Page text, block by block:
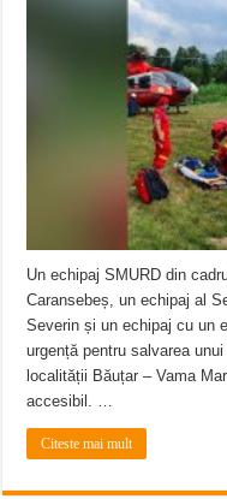
ANUNȚ OPRIRE APĂ în
ANUNŢ OPRIRE APĂ în
Un echipaj SMURD din
Caransebeș, un echipaj al
Severin și un echipaj cu un
urgență pentru salvarea
localității Băuțar – Vama
accesibil. …
Citeste mai mult